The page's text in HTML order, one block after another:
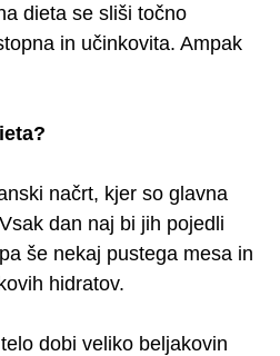
dieta se sliši točno
in učinkovita. Ampak
načrt, kjer so glavna
dan naj bi jih pojedli
še nekaj pustega mesa in
hidratov.
dobi veliko beljakovin